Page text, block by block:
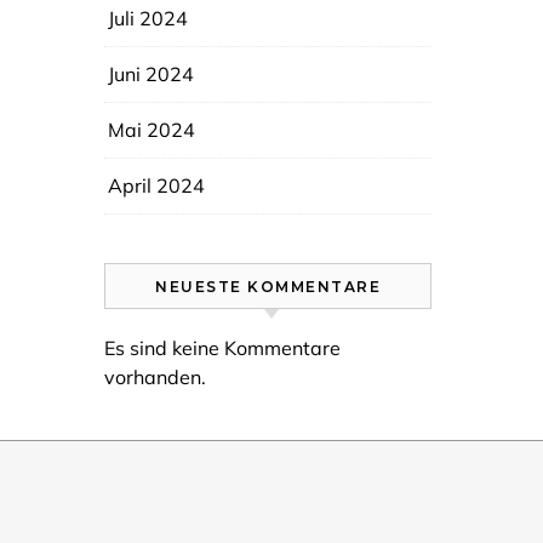
Juli 2024
Juni 2024
Mai 2024
April 2024
NEUESTE KOMMENTARE
Es sind keine Kommentare
vorhanden.